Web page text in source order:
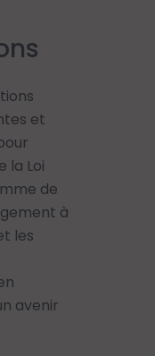
et
la Loi
de
à
les
avenir